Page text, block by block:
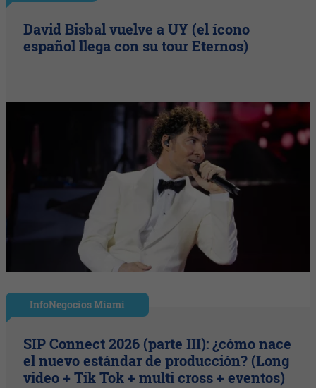
David Bisbal vuelve a UY (el ícono
español llega con su tour Eternos)
InfoNegocios Miami
SIP Connect 2026 (parte III): ¿cómo nace
el nuevo estándar de producción? (Long
video + Tik Tok + multi cross + eventos)